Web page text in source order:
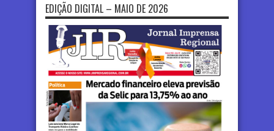
EDIÇÃO DIGITAL – MAIO DE 2026